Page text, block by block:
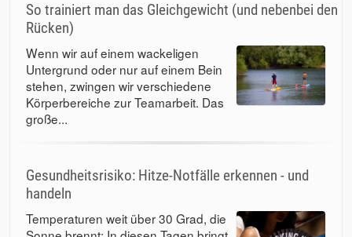
So trainiert man das Gleichgewicht (und nebenbei den
Rücken)
Wenn wir auf einem wackeligen
Untergrund oder nur auf einem Bein
stehen, zwingen wir verschiedene
Körperbereiche zur Teamarbeit. Das
große...
Gesundheitsrisiko: Hitze-Notfälle erkennen - und
handeln
Temperaturen weit über 30 Grad, die